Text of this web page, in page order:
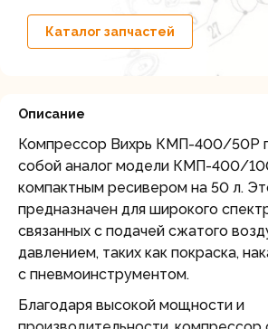
Каталог запчастей
Описание
Компрессор Вихрь КМП-400/50Р
собой аналог модели КМП-400/
компактным ресивером на 50 л.
предназначен для широкого
связанных с подачей сжатого
давлением, таких как покраска,
с пневмоинструментом.
Благодаря высокой мощности и